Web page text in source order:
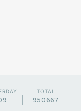
TOTAL
950667